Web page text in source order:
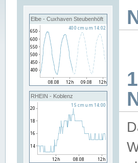
Elbe - Cuxhaven Steubenhöft
RHEIN - Koblenz